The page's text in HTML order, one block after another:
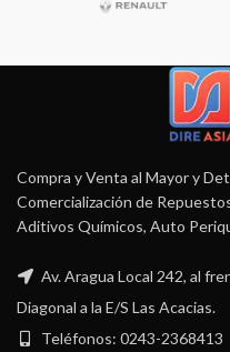
Compra y Venta al Mayor y
Comercialización de
Aditivos Químicos, Auto
Av. Aragua Local 242, al
Diagonal a la E/S Las Acacias.
Teléfonos: 0243-2368413